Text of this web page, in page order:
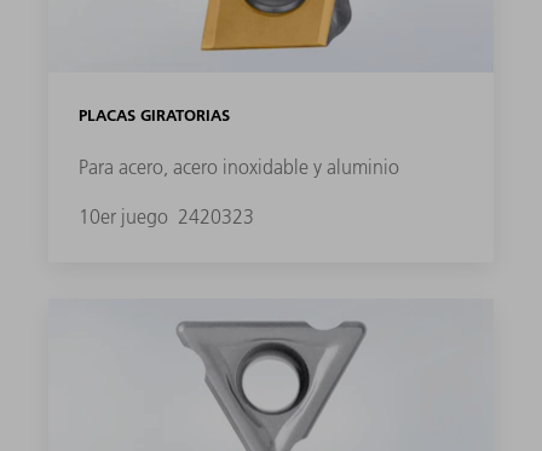
PLACAS GIRATORIAS
Para acero, acero inoxidable y aluminio
10er juego 2420323